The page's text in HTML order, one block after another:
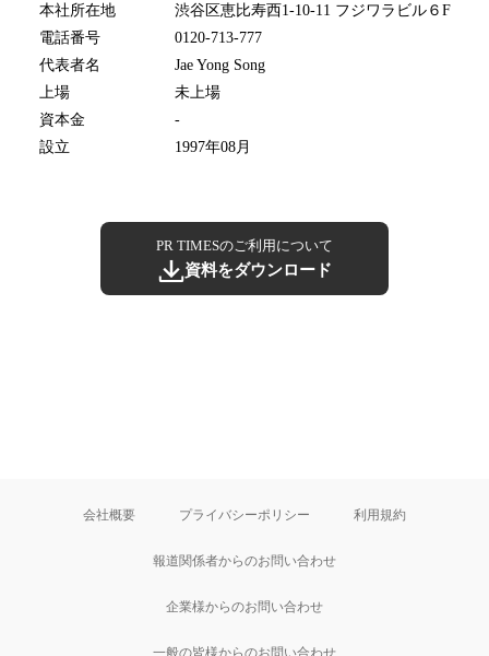
本社所在地
渋谷区恵比寿西1-10-11 フジワラビル６F
電話番号
0120-713-777
代表者名
Jae Yong Song
上場
未上場
資本金
-
設立
1997年08月
PR TIMESのご利用について
資料をダウンロード
会社概要 プライバシーポリシー 利用規約
報道関係者からのお問い合わせ
企業様からのお問い合わせ